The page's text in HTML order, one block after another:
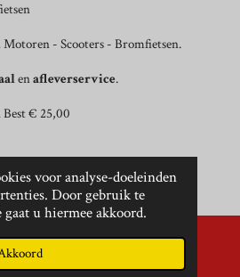
voor analyse-doeleinden
Door gebruik te
u hiermee akkoord.
Motoren - Scooters - Bromfietsen.
enafleverservice.
€ 25,00
Telefoonnummer